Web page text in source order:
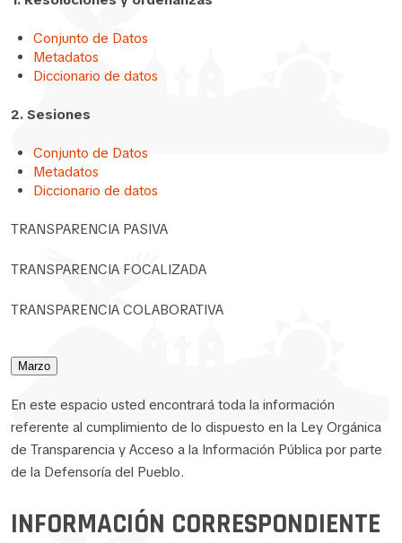
Conjunto de Datos
Metadatos
Diccionario de datos
2. Sesiones
Conjunto de Datos
Metadatos
Diccionario de datos
TRANSPARENCIA PASIVA
TRANSPARENCIA FOCALIZADA
TRANSPARENCIA COLABORATIVA
Marzo
En este espacio usted encontrará toda la información
referente al cumplimiento de lo dispuesto en la Ley Orgánica
de Transparencia y Acceso a la Información Pública por parte
de la Defensoría del Pueblo.
INFORMACIÓN CORRESPONDIENTE